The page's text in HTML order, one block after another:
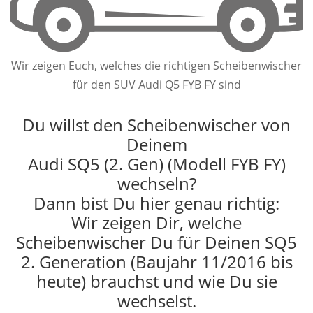
Wir zeigen Euch, welches die richtigen Scheibenwischer
für den SUV Audi Q5 FYB FY sind
Du willst den Scheibenwischer von
Deinem
Audi SQ5 (2. Gen) (Modell FYB FY)
wechseln?
Dann bist Du hier genau richtig:
Wir zeigen Dir, welche
Scheibenwischer Du für Deinen SQ5
2. Generation (Baujahr 11/2016 bis
heute) brauchst und wie Du sie
wechselst.